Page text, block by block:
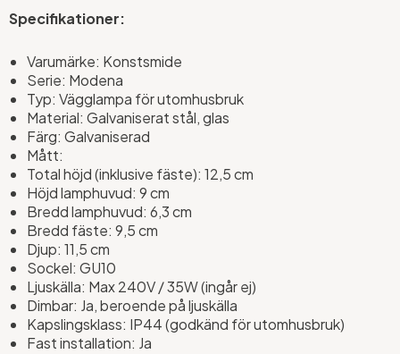
Specifikationer:
Varumärke: Konstsmide
Serie: Modena
Typ: Vägglampa för utomhusbruk
Material: Galvaniserat stål, glas
Färg: Galvaniserad
Mått:
Total höjd (inklusive fäste): 12,5 cm
Höjd lamphuvud: 9 cm
Bredd lamphuvud: 6,3 cm
Bredd fäste: 9,5 cm
Djup: 11,5 cm
Sockel: GU10
Ljuskälla: Max 240V / 35W (ingår ej)
Dimbar: Ja, beroende på ljuskälla
Kapslingsklass: IP44 (godkänd för utomhusbruk)
Fast installation: Ja